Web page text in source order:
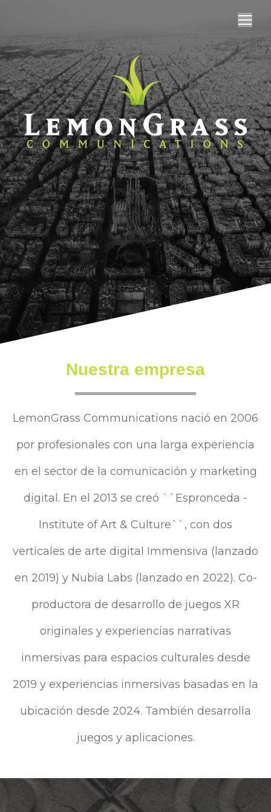
Nuestra empresa
LemonGrass Communications nació en 2006
por profesionales con una larga experiencia
en el sector de la comunicación y marketing
digital. En el 2013 se creó ``Espronceda -
Institute of Art & Culture``, con dos
verticales de arte digital Immensiva (lanzado
en 2019) y Nubia Labs (lanzado en 2022). Co-
productora de desarrollo de juegos XR
originales y experiencias narrativas
inmersivas para espacios culturales desde
2019 y experiencias inmersivas basadas en la
ubicación desde 2024. También desarrolla
juegos y aplicaciones.